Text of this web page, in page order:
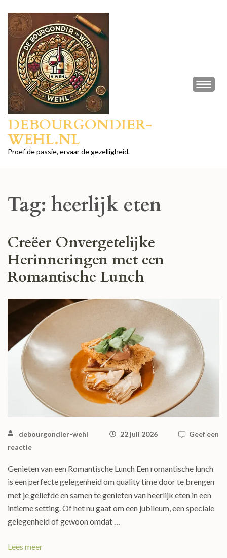
naar
inhoud
Enter)
DEBOURGONDIER-
WEHL.NL
Proef de passie, ervaar de gezelligheid.
Tag: heerlijk eten
Creëer Onvergetelijke
Herinneringen met een
Romantische Lunch
debourgondier-wehl 22 juli 2026
Geef een
reactie
Genieten van een Romantische Lunch Een romantische lunch
is een perfecte gelegenheid om quality time door te brengen
met je geliefde en samen te genieten van heerlijk eten in een
intieme setting. Of het nu gaat om een jubileum, een speciale
gelegenheid of gewoon omdat …
Lees meer